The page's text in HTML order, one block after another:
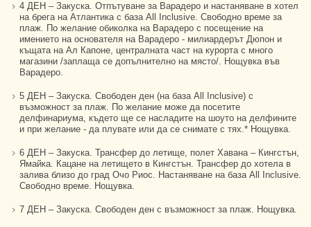
4 ДЕН – Закуска. Отпътуване за Варадеро и настаняване в хотел
на брега на Атлантика с база All Inclusive. Свободно време за
плаж. По желание обиколка на Варадеро с посещение на
имението на основателя на Варадеро - милиардерът Дюпон и
къщата на Ал Капоне, централната част на курорта с много
магазини /заплаща се допълнително на място/. Нощувка във
Варадеро.
5 ДЕН – Закуска. Свободен ден (на база All Inclusive) с
възможност за плаж. По желание може да посетите
делфинариума, където ще се насладите на шоуто на делфините
и при желание - да плувате или да се снимате с тях.* Нощувка.
6 ДЕН – Закуска. Трансфер до летище, полет Хавана – Кингстън,
Ямайка. Кацане на летището в Кингстън. Трансфер до хотела в
залива близо до град Очо Риос. Настаняване на база All Inclusive.
Свободно време. Нощувка.
7 ДЕН – Закуска. Свободен ден с възможност за плаж. Нощувка.